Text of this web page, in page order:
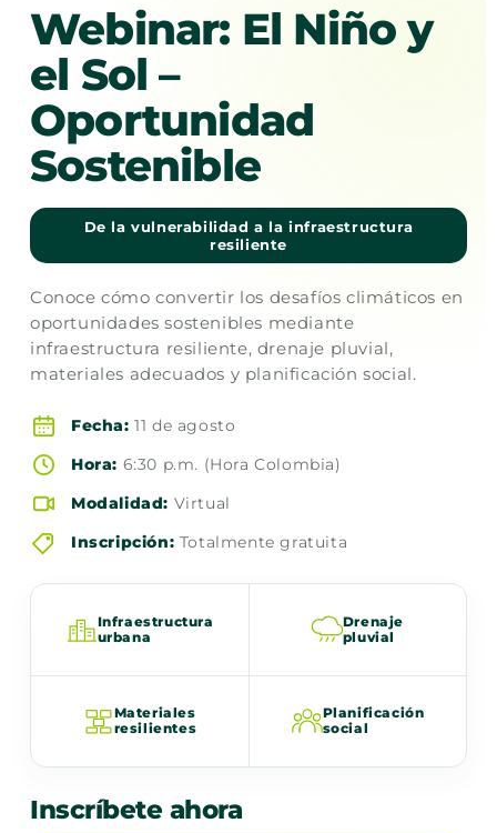
Webinar: El Niño y
el Sol –
Oportunidad
Sostenible
De la vulnerabilidad a la infraestructura
resiliente
Conoce cómo convertir los desafíos climáticos en
oportunidades sostenibles mediante
infraestructura resiliente, drenaje pluvial,
materiales adecuados y planificación social.
Fecha: 11 de agosto
Hora: 6:30 p.m. (Hora Colombia)
Modalidad: Virtual
Inscripción: Totalmente gratuita
Infraestructura
urbana
Drenaje
pluvial
Materiales
resilientes
Planificación
social
Inscríbete ahora